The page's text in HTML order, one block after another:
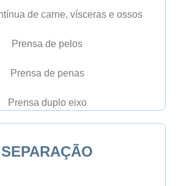
de carne, vísceras e ossos
Prensa de pelos
Prensa de penas
Prensa duplo eixo
SEPARAÇÃO